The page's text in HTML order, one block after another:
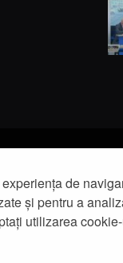
de
și pentru a
utilizarea